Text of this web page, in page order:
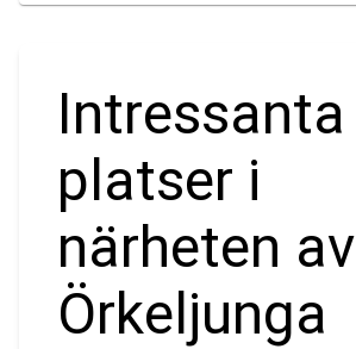
Intressanta
platser i
närheten av
Örkeljunga